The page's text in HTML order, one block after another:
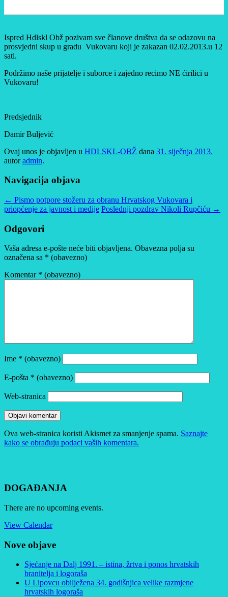
Ispred Hdlskl Obž pozivam sve članove društva da se odazovu na
prosvjedni skup u gradu Vukovaru koji je zakazan 02.02.2013.u 12
sati.
Podržimo naše prijatelje i suborce i zajedno recimo NE ćirilici u
Vukovaru!
Predsjednik
Damir Buljević
Ovaj unos je objavljen u HDLSKL-OBŽ dana 31. siječnja 2013.
autoradmin.
Navigacija objava
← Pismo potpore stožeru za obranu Hrvatskog Vukovara i
priopćenje za javnost i medije Poslednji pozdrav Nikoli Rupčiću →
Odgovori
Vaša adresa e-pošte neće biti objavljena. Obavezna polja su
označena sa * (obavezno)
Komentar * (obavezno)
Ime * (obavezno)
E-pošta * (obavezno)
Web-stranica
Ova web-stranica koristi Akismet za smanjenje spama. Saznajte
kako se obrađuju podaci vaših komentara.
DOGAĐANJA
There are no upcoming events.
View Calendar
Nove objave
Sjećanje na Dalj 1991. – istina, žrtva i ponos hrvatskih
branitelja i logoraša
U Lipovcu obilježena 34. godišnjica velike razmjene
hrvatskih logoraša